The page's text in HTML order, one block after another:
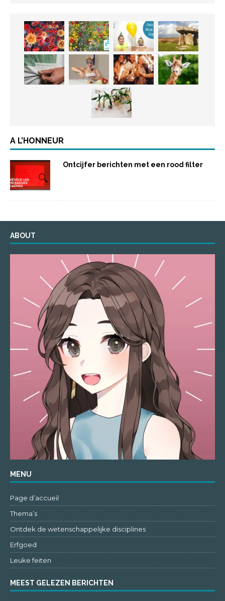
A L’HONNEUR
Ontcijfer berichten met een rood filter
ABOUT
MENU
Page d’accueil
Thema’s
Ontdek de wetenschappelijke disciplines
Erfgoed
Leuke feiten
MEEST GELEZEN BERICHTEN